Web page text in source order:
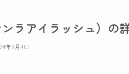
ラアイラッシュ）の
年8月4日